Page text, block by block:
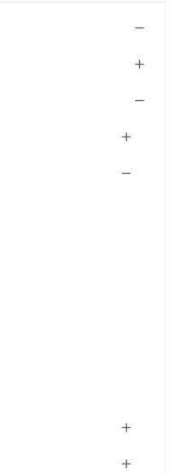






